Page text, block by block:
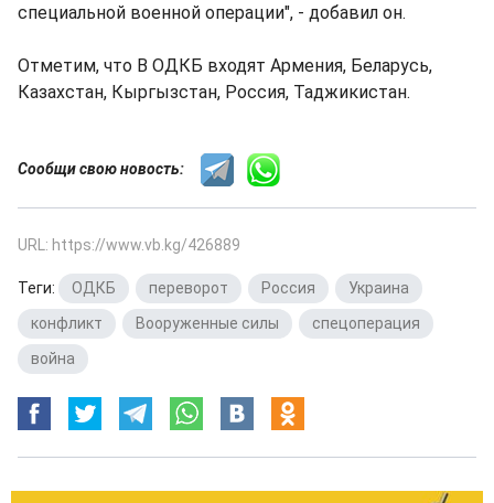
специальной военной операции", - добавил он.
Отметим, что В ОДКБ входят Армения, Беларусь,
Казахстан, Кыргызстан, Россия, Таджикистан.
Сообщи свою новость:
URL: https://www.vb.kg/426889
Теги: ОДКБ переворот Россия Украина
конфликт
Вооруженные силы спецоперация
война